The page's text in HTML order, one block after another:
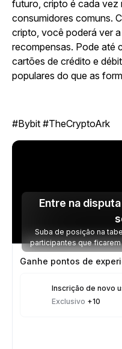
futuro, cripto é cada vez
consumidores comuns.
cripto, você poderá ver
recompensas. Pode até
cartões de crédito e
populares do que as
#Bybit #TheCryptoArk
Entre na
Suba de posição na
participantes que
prêmio de
Ganhe pontos de
Inscrição de novo
Exclusivo +10